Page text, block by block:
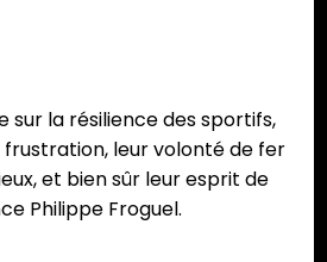
sur la résilience des sportifs,
leur volonté de fer
et bien sûr leur esprit de
Philippe Froguel.